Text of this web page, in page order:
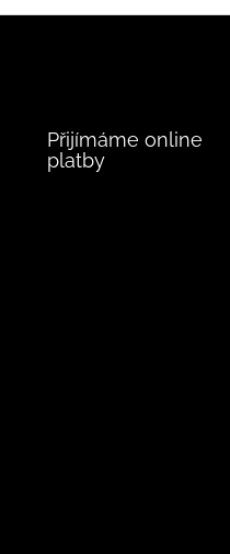
Přijímáme online
platby